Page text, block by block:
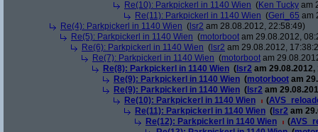
Re(10): Parkpickerl in 1140 Wien (Ken Tucky am
Re(11): Parkpickerl in 1140 Wien (Geri_65 am
Re(4): Parkpickerl in 1140 Wien ( lsr2 am 28.08.2012, 22:58:49)
Re(5): Parkpickerl in 1140 Wien (motorboot am 29.08.2012,
Re(6): Parkpickerl in 1140 Wien ( lsr2 am 29.08.2012,
Re(7): Parkpickerl in 1140 Wien (motorboot am
Re(8): Parkpickerl in 1140 Wien ( lsr2 am 29.08.2012,
Re(9): Parkpickerl in 1140 Wien (motorboot am
Re(9): Parkpickerl in 1140 Wien ( lsr2 am
Re(10): Parkpickerl in 1140 Wien
(
Re(11): Parkpickerl in 1140 Wien ( lsr2 am
Re(12): Parkpickerl in 1140 Wien
(